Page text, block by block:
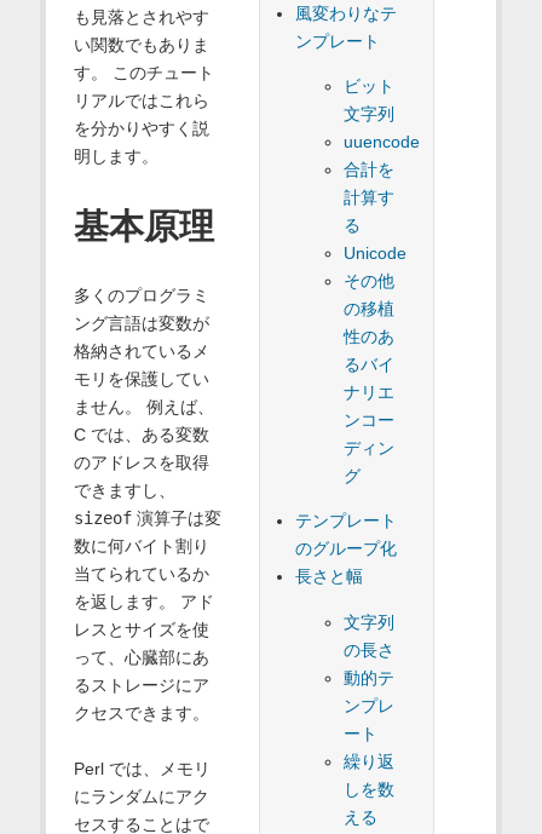
風変わりなテ
ンプレート
ビット
文字列
uuencode
合計を
計算す
る
Unicode
その他
の移植
性のあ
るバイ
ナリエ
ンコー
ディン
グ
テンプレート
のグループ化
長さと幅
文字列
の長さ
動的テ
ンプレ
ート
繰り返
しを数
える
も見落とされやす
い関数でもありま
す。 このチュート
リアルではこれら
を分かりやすく説
明します。
基本原理
多くのプログラミ
ング言語は変数が
格納されているメ
モリを保護してい
ません。 例えば、
C では、ある変数
のアドレスを取得
できますし、
sizeof演算子は変
数に何バイト割り
当てられているか
を返します。 アド
レスとサイズを使
って、心臓部にあ
るストレージにア
クセスできます。
Perl では、メモリ
にランダムにアク
セスすることはで